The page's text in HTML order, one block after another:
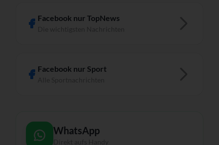
Facebook nur TopNews
Facebook nur Sport
WhatsApp